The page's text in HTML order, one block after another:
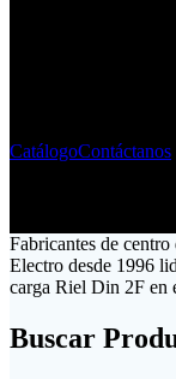
CatálogoContáctanos
Fabricantes de
Electro desde 1996
carga Riel Din 2F en
Buscar